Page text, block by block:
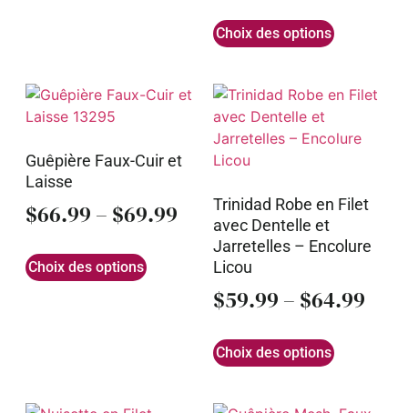
Choix des options
Guêpière Faux-Cuir et
Laisse
$66.99 – $69.99
Choix des options
Trinidad Robe en Filet
avec Dentelle et
Jarretelles – Encolure
Licou
$59.99 – $64.99
Choix des options